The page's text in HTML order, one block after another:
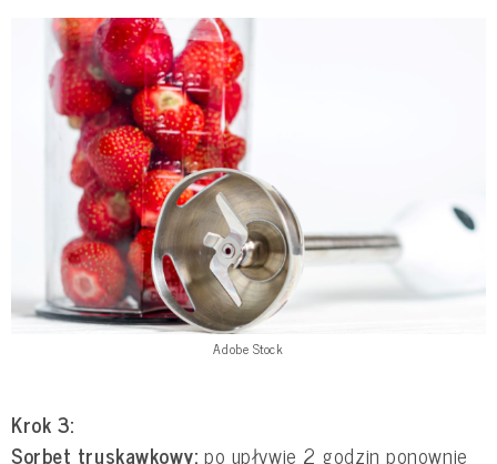
Adobe Stock
Krok 3:
Sorbet truskawkowy:po upływie 2 godzin ponownie